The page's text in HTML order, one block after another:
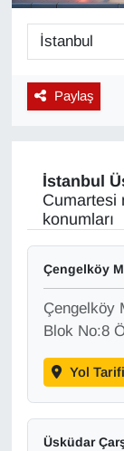
Paylaş
İstanbul
Cumartesi
konumları
Çengelköy
Çengelköy
Blok No:8
Yol
Üsküdar
Diğer
DÜNYA
EKONOMİ
Eleman
Emlak
En çok
GENEL
Güncel